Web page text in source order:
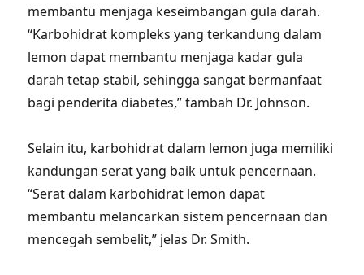
membantu menjaga keseimbangan gula darah.
“Karbohidrat kompleks yang terkandung dalam
lemon dapat membantu menjaga kadar gula
darah tetap stabil, sehingga sangat bermanfaat
bagi penderita diabetes,” tambah Dr. Johnson.
Selain itu, karbohidrat dalam lemon juga memiliki
kandungan serat yang baik untuk pencernaan.
“Serat dalam karbohidrat lemon dapat
membantu melancarkan sistem pencernaan dan
mencegah sembelit,” jelas Dr. Smith.